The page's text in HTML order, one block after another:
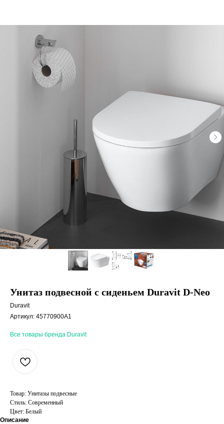
Унитаз подвесной с сиденьем Duravit D-Neo
Duravit
Артикул: 45770900A1
Все товары бренда Duravit
Товар: Унитазы подвесные
Стиль: Современный
Цвет: Белый
Описание